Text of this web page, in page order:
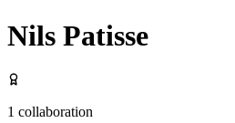
Nils Patisse
1 collaboration